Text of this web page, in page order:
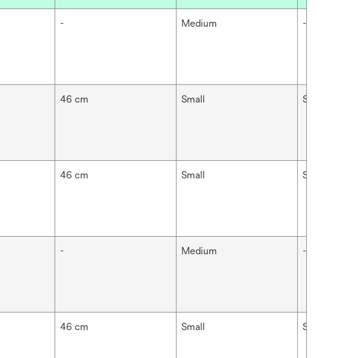
- Medium -
46 cm Small Sort
46 cm Small Sort
- Medium -
46 cm Small Sort